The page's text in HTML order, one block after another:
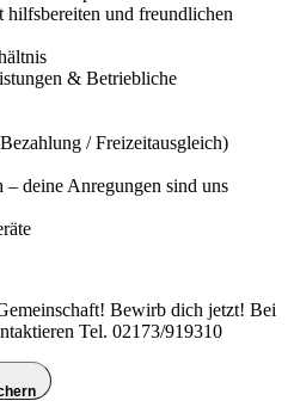
hilfsbereiten und freundlichen
& Betriebliche
/ Freizeitausgleich)
– deine Anregungen sind uns
Bewirb dich jetzt! Bei
Tel. 02173/919310